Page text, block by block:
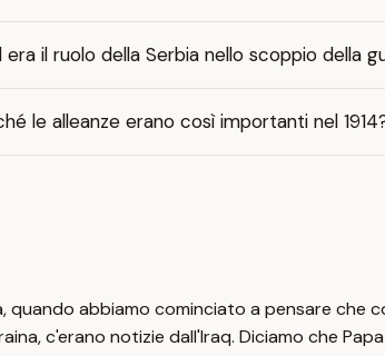
era il ruolo della Serbia nello scoppio della
le alleanze erano così importanti nel
quando abbiamo cominciato a pensare che
c'erano notizie dall'Iraq. Diciamo che